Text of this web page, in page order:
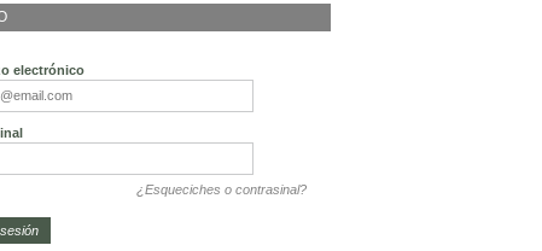
electrónico
¿Esqueciches o contrasinal?